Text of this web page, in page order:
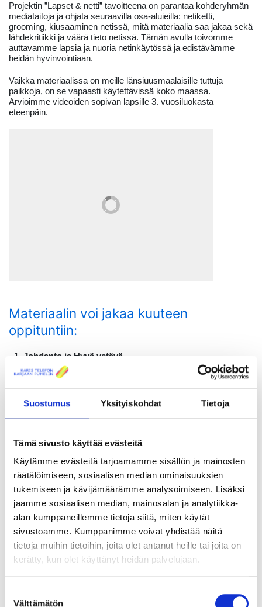
Suostumus Yksityiskohdat Tietoja
Tämä sivusto käyttää evästeitä
Käytämme evästeitä tarjoamamme sisällön ja mainosten
räätälöimiseen, sosiaalisen median ominaisuuksien
tukemiseen ja kävijämäärämme analysoimiseen. Lisäksi
jaamme sosiaalisen median, mainosalan ja analytiikka-
alan kumppaneillemme tietoja siitä, miten käytät
sivustoamme. Kumppanimme voivat yhdistää näitä
tietoja muihin tietoihin, joita olet antanut heille tai joita on
kerätty, kun olet käyttänyt heidän palvelujaan.
Välttämätön
Projektin ”Lapset & netti” tavoitteena on parantaa kohderyhmän
mediataitoja ja ohjata seuraavilla osa-aluieilla: netiketti,
grooming, kiusaaminen netissä, mitä materiaalia saa jakaa sekä
lähdekritiikki ja väärä tieto netissä. Tämän avulla toivomme
auttavamme lapsia ja nuoria netinkäytössä ja edistävämme
heidän hyvinvointiaan.
Vaikka materiaalissa on meille länsiuusmaalaisille tuttuja
paikkoja, on se vapaasti käytettävissä koko maassa.
Arvioimme videoiden sopivan lapsille 3. vuosiluokasta
eteenpäin.
Materiaalin voi jakaa kuuteen
oppituntiin:
Johdanto ja Hyvä ystävä
Mikä on netissä hyvää, ja mitä tulisi varoa?
Hyvä ystävä netissä – mitä tämä tarkoittaa?
1. JOHDANTO 2. HYVÄ YSTÄVÄ
Mitä netissä saa jakaa?
Grooming
Mikä on gromning – ja mitä tulisi tehdä, jos on altistunut
groomingille?
Lähdekritiikki